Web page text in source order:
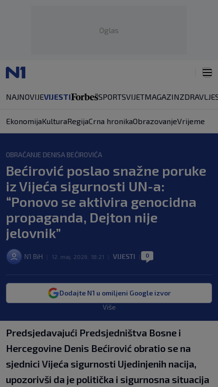
Oglas
NAJNOVIJEVIJESTI SPORTSVIJETMAGAZINZDRAVLJE
EkonomijaKulturaRegijaCrna hronikaObrazovanjeVrijeme
OBRAĆANJE DENISA BEĆIROVIĆA
Bećirović poslao snažne poruke
iz Vijeća sigurnosti UN-a:
“Ponovo se aktivira genocidna
propaganda, Dejton nije
jelovnik”
N1 BiH 12. maj. 2026. 18:21 VIJESTI 0
Dodajte N1 u omiljeni Google izvor
Više
Predsjedavajući Predsjedništva Bosne i
Hercegovine Denis Bećirović obratio se na
sjednici Vijeća sigurnosti Ujedinjenih nacija,
upozorivši da je politička i sigurnosna situacija